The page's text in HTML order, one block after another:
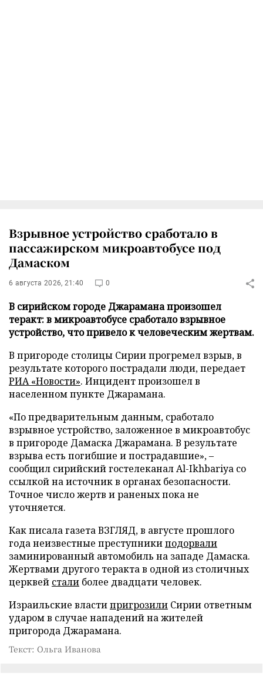
Взрывное устройство сработало в
пассажирском микроавтобусе под
Дамаском
6 августа 2026, 21:40 0
В сирийском городе Джарамана произошел
теракт: в микроавтобусе сработало взрывное
устройство, что привело к человеческим жертвам.
В пригороде столицы Сирии прогремел взрыв, в
результате которого пострадали люди, передает
РИА «Новости». Инцидент произошел в
населенном пункте Джарамана.
«По предварительным данным, сработало
взрывное устройство, заложенное в микроавтобус
в пригороде Дамаска Джарамана. В результате
взрыва есть погибшие и пострадавшие», –
сообщил сирийский гостелеканал Al-Ikhbariya со
ссылкой на источник в органах безопасности.
Точное число жертв и раненых пока не
уточняется.
Как писала газета ВЗГЛЯД, в августе прошлого
года неизвестные преступникиподорвали
заминированный автомобиль на западе Дамаска.
Жертвами другого теракта в одной из столичных
церквей стали более двадцати человек.
Израильские властипригрозили Сирии ответным
ударом в случае нападений на жителей
пригорода Джарамана.
Текст: Ольга Иванова